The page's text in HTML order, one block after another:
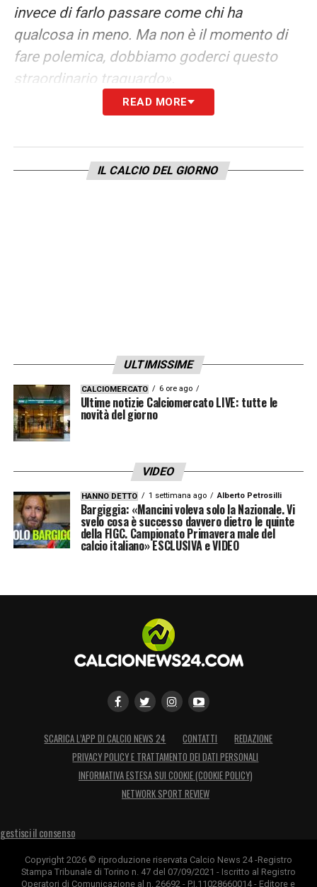
invece di farlo passare come chi ha
qualcosa in meno. Ma non è il momento di
fare polemica, dobbiamo goderci questo
straordinario traguardo».
Sarri fa la fortuna degli attaccanti:
professionisti. Il suo calcio ha
caratteristiche diverse da quello di Inzaghi,
LA PLAYLIST DELLE NOSTRE TOP NEWS
READ MORE
IL CALCIO DEL GIORNO
ULTIMISSIME
CALCIOMERCATO 6 ore ago
Ultime notizie Calciomercato LIVE: tutte le
novità del giorno
VIDEO
HANNO DETTO 1 settimana ago Alberto Petrosilli
Bargiggia: «Mancini voleva solo la Nazionale. Vi
svelo cosa è successo davvero dietro le quinte
della FIGC. Campionato Primavera male del
calcio italiano» ESCLUSIVA e VIDEO
SCARICA L’APP DI CALCIO NEWS 24 CONTATTI
REDAZIONE
PRIVACY POLICY E TRATTAMENTO DEI DATI PERSONALI
INFORMATIVA ESTESA SUI COOKIE (COOKIE POLICY)
NETWORK SPORT REVIEW
gestisci il consenso
Copyright 2026 © riproduzione riservata Calcio News 24 -Registro
Stampa Tribunale di Torino n. 47 del 07/09/2021 - Iscritto al Registro
Operatori di Comunicazione al n. 26692 - P.I.11028660014 - Editore e